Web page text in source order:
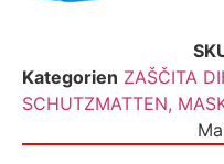
Kategorien ZAŠČITA
SCHUTZMATTEN,